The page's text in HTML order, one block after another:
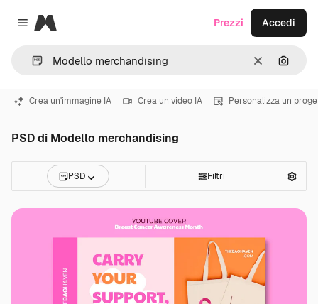
Close menu
Magnific
CancellaCerca
Prezzi Accedi
Crea un'immagine IA Crea un video IA Personalizza un
PSD di Modello merchandising
PSD Filtri